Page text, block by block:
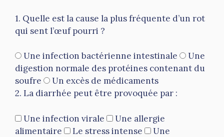
1. Quelle est la cause la plus fréquente d’un rot
qui sent l’œuf pourri ?
Une infection bactérienne intestinale
digestion normale des protéines contenant du
soufre
Un excès de médicaments
2. La diarrhée peut être provoquée par :
Une infection virale
alimentaire
Le stress intense